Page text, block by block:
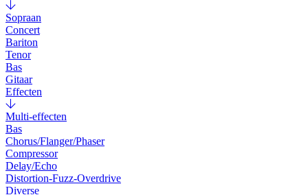
Sopraan
Concert
Bariton
Tenor
Bas
Gitaar
Effecten
Multi-effecten
Bas
Chorus/Flanger/Phaser
Compressor
Delay/Echo
Distortion-Fuzz-Overdrive
Diverse